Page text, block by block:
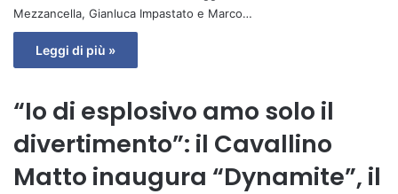
Mezzancella, Gianluca Impastato e Marco…
Leggi di più »
“Io di esplosivo amo solo il
divertimento”: il Cavallino
Matto inaugura “Dynamite”, il